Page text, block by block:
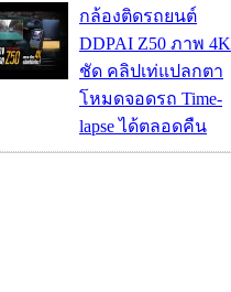
กล้องติดรถยนต์
DDPAI Z50 ภาพ 4K
ชัด คลิปเท่แปลกตา
โหมดจอดรถ Time-
lapse ได้ตลอดคืน